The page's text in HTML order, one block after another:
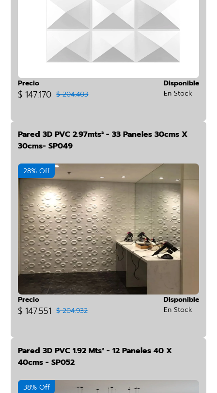
Precio
$ 147.170 $ 204.403
Disponible
En Stock
Pared 3D PVC 2.97mts² - 33 Paneles 30cms X
30cms- SP049
28% Off
Precio
$ 147.551 $ 204.932
Disponible
En Stock
Pared 3D PVC 1.92 Mts² - 12 Paneles 40 X
40cms - SP052
38% Off